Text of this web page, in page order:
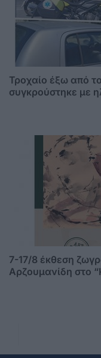
Τροχαίο έξω από
συγκρούστηκε με
7-17/8 έκθεση
Αρζουμανίδη στο